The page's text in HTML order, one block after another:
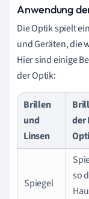
Anwendung
Die Optik spielt
und Geräten, die
Hier sind einige
der Optik:
Brillen
und
Linsen
der
Spiegel
so